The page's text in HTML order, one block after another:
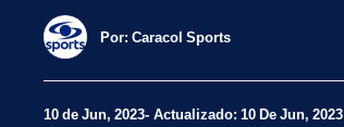
Por: Caracol Sports
10 de Jun, 2023 Actualizado: 10 De Jun, 2023